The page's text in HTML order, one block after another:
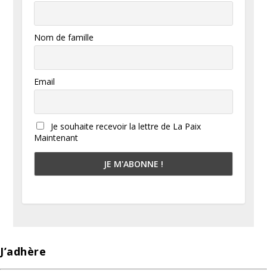
Nom de famille
Email
Je souhaite recevoir la lettre de La Paix
Maintenant
J’adhère